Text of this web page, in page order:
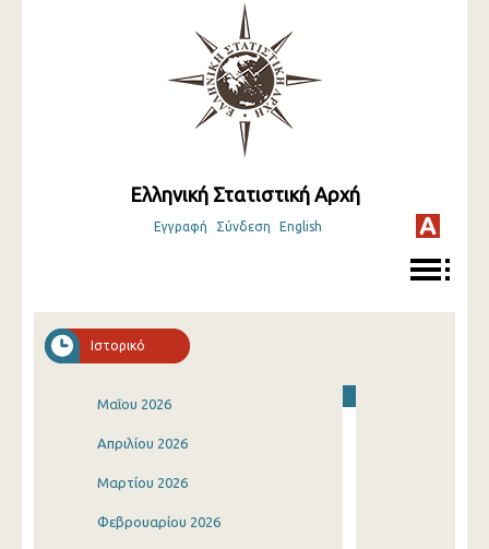
Ελληνική Στατιστική Αρχή
Εγγραφή Σύνδεση English
Ιστορικό
Μαΐου 2026
Απριλίου 2026
Μαρτίου 2026
Φεβρουαρίου 2026